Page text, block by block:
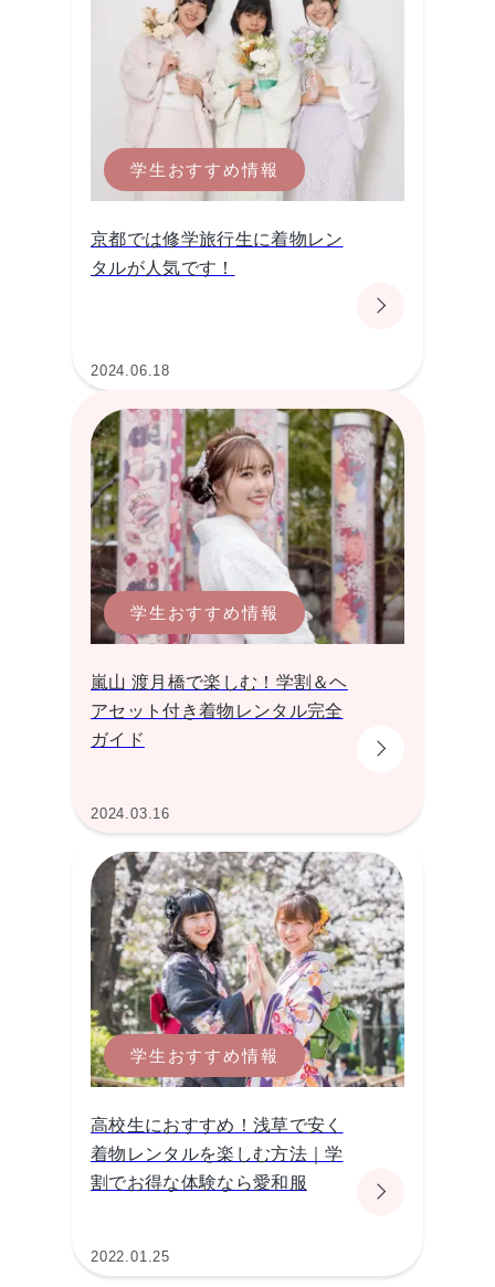
学生おすすめ情報
京都では修学旅行生に着物レン
タルが人気です！
2024.06.18
学生おすすめ情報
嵐山 渡月橋で楽しむ！学割＆ヘ
アセット付き着物レンタル完全
ガイド
2024.03.16
学生おすすめ情報
高校生におすすめ！浅草で安く
着物レンタルを楽しむ方法｜学
割でお得な体験なら愛和服
2022.01.25